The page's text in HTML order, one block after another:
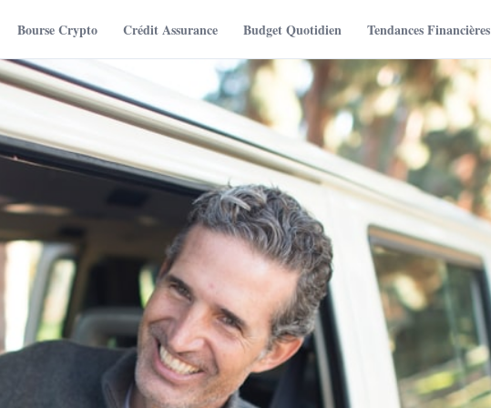
Bourse Crypto Crédit Assurance Budget Quotidien Tendances Financières